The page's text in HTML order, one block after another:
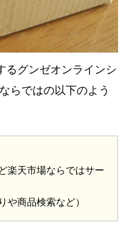
るグンゼオンラインシ
らではの以下のよう
楽天市場ならではサー
や商品検索など）